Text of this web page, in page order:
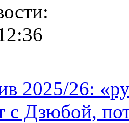
2025/26:
с Дзюбой,